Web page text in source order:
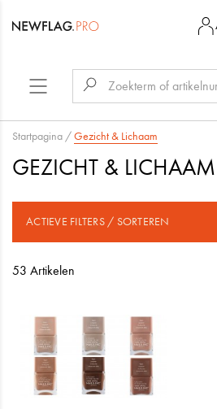
Startpagina /Gezicht & Lichaam
GEZICHT & LICHAAM
ACTIEVE FILTERS / SORTEREN
53 Artikelen